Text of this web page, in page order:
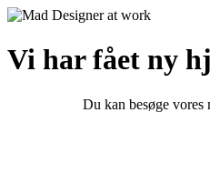
Vi har fået ny
Du kan besøge vores